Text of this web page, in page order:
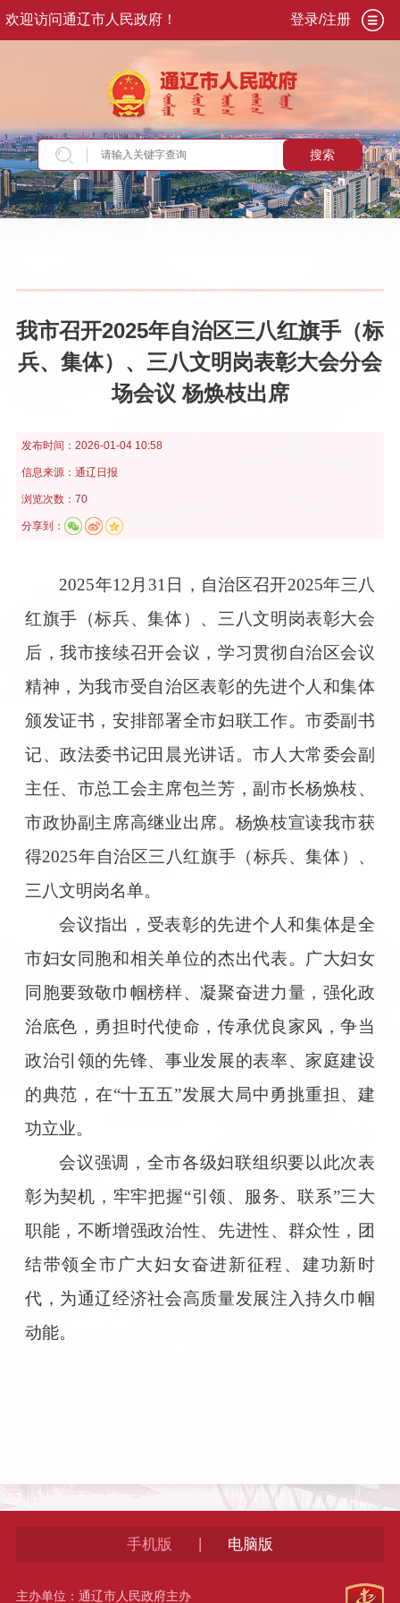
欢迎访问通辽市人民政府！ 登录/注册
搜索
当前位置：首页>政务公开>市政府>市政府领
我市召开2025年自治区三八红旗手（标
兵、集体）、三八文明岗表彰大会分会
场会议 杨焕枝出席
发布时间： 2026-01-04 10:58
信息来源： 通辽日报
浏览次数：70
分享到：
2025年12月31日，自治区召开2025年三八
红旗手（标兵、集体）、三八文明岗表彰大会
后，我市接续召开会议，学习贯彻自治区会议
精神，为我市受自治区表彰的先进个人和集体
颁发证书，安排部署全市妇联工作。市委副书
记、政法委书记田晨光讲话。市人大常委会副
主任、市总工会主席包兰芳，副市长杨焕枝、
市政协副主席高继业出席。杨焕枝宣读我市获
得2025年自治区三八红旗手（标兵、集体）、
三八文明岗名单。
会议指出，受表彰的先进个人和集体是全
市妇女同胞和相关单位的杰出代表。广大妇女
同胞要致敬巾帼榜样、凝聚奋进力量，强化政
治底色，勇担时代使命，传承优良家风，争当
政治引领的先锋、事业发展的表率、家庭建设
的典范，在“十五五”发展大局中勇挑重担、建
功立业。
会议强调，全市各级妇联组织要以此次表
彰为契机，牢牢把握“引领、服务、联系”三大
职能，不断增强政治性、先进性、群众性，团
结带领全市广大妇女奋进新征程、建功新时
代，为通辽经济社会高质量发展注入持久巾帼
动能。
手机版 电脑版
主办单位：通辽市人民政府主办